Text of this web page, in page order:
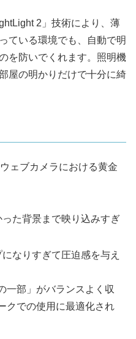
2」技術により、薄
ている環境でも、自動で明
を防いでくれます。照明機
屋の明かりだけで十分に綺
ェブカメラにおける黄金
た背景まで映り込みすぎ
なりすぎて圧迫感を与え
一部」がバランスよく収
クでの使用に最適化され